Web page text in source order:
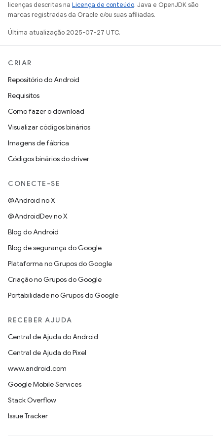
licenças descritas na Licença de conteúdo. Java e OpenJDK são
marcas registradas da Oracle e/ou suas afiliadas.
Última atualização 2025-07-27 UTC.
CRIAR
Repositório do Android
Requisitos
Como fazer o download
Visualizar códigos binários
Imagens de fábrica
Códigos binários do driver
CONECTE-SE
@Android no X
@AndroidDev no X
Blog do Android
Blog de segurança do Google
Plataforma no Grupos do Google
Criação no Grupos do Google
Portabilidade no Grupos do Google
RECEBER AJUDA
Central de Ajuda do Android
Central de Ajuda do Pixel
www.android.com
Google Mobile Services
Stack Overflow
Issue Tracker